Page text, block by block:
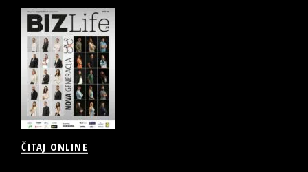
ČITAJ ONLINE